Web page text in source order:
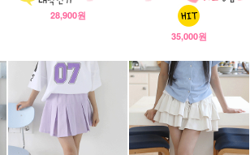
28,900원
35,000원